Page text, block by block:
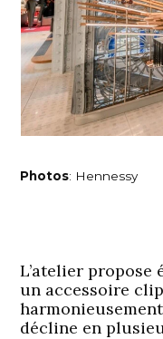
Photos: Hennessy
L’atelier propose
un accessoire
décline en